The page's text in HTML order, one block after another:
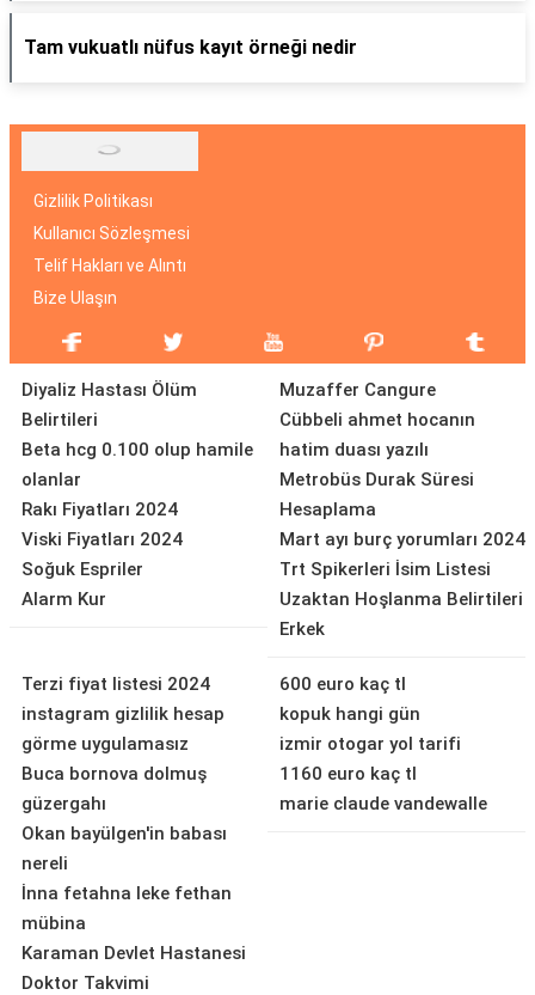
Tam vukuatlı nüfus kayıt örneği nedir
Gizlilik Politikası
Kullanıcı Sözleşmesi
Telif Hakları ve Alıntı
Bize Ulaşın
Diyaliz Hastası Ölüm
Belirtileri
Beta hcg 0.100 olup hamile
olanlar
Rakı Fiyatları 2024
Viski Fiyatları 2024
Soğuk Espriler
Alarm Kur
Muzaffer Cangure
Cübbeli ahmet hocanın
hatim duası yazılı
Metrobüs Durak Süresi
Hesaplama
Mart ayı burç yorumları 2024
Trt Spikerleri İsim Listesi
Uzaktan Hoşlanma Belirtileri
Erkek
Terzi fiyat listesi 2024
instagram gizlilik hesap
görme uygulamasız
Buca bornova dolmuş
güzergahı
Okan bayülgen'in babası
nereli
İnna fetahna leke fethan
mübina
Karaman Devlet Hastanesi
Doktor Takvimi
600 euro kaç tl
kopuk hangi gün
izmir otogar yol tarifi
1160 euro kaç tl
marie claude vandewalle